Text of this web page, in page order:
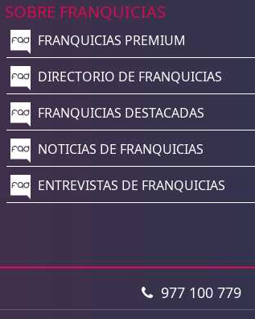
SOBRE FRANQUICIAS
FRANQUICIAS PREMIUM
DIRECTORIO DE FRANQUICIAS
FRANQUICIAS DESTACADAS
NOTICIAS DE FRANQUICIAS
ENTREVISTAS DE FRANQUICIAS
977 100 779